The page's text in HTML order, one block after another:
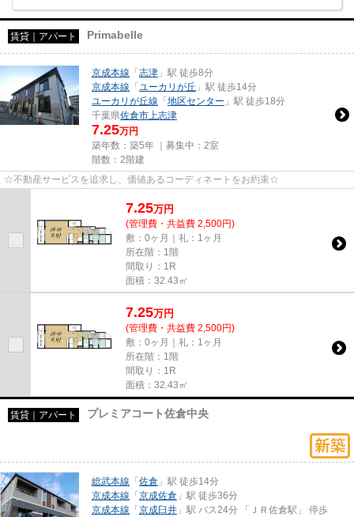
賃貸｜アパート Primabelle
京成本線 「 志津 」駅 徒歩8分
京成本線 「 ユーカリが丘 」駅 徒歩14分
ユーカリが丘線 「 地区センター 」駅 徒歩18分
千葉県佐倉市上志津
7.25万円
築年数：築5年 ｜募集中： 2室
階数：2階建
☆不動産サービスを追求し、価値あるコーディネートをお約束☆
7.25万円
(管理費・共益費 2,500円)
敷：0ヶ月｜礼：1ヶ月
所在階：1階
間取り：1R
面積：32.43㎡
7.25万円
(管理費・共益費 2,500円)
敷：0ヶ月｜礼：1ヶ月
所在階：1階
間取り：1R
面積：32.43㎡
賃貸｜アパート プレミアコート佐倉中央
総武本線 「 佐倉 」駅 徒歩14分
京成本線 「 京成佐倉 」駅 徒歩36分
京成本線 「 京成臼井 」駅 バス24分 「ＪＲ佐倉駅」 停歩